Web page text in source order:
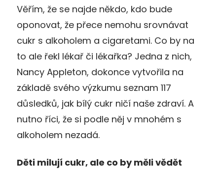
Věřím, že se najde někdo, kdo bude
oponovat, že přece nemohu srovnávat
cukr s alkoholem a cigaretami. Co by na
to ale řekl lékař či lékařka? Jedna z nich,
Nancy Appleton, dokonce vytvořila na
základě svého výzkumu seznam 117
důsledků, jak bílý cukr ničí naše zdraví. A
nutno říci, že si podle něj v mnohém s
alkoholem nezadá.
Děti milují cukr, ale co by měli vědět